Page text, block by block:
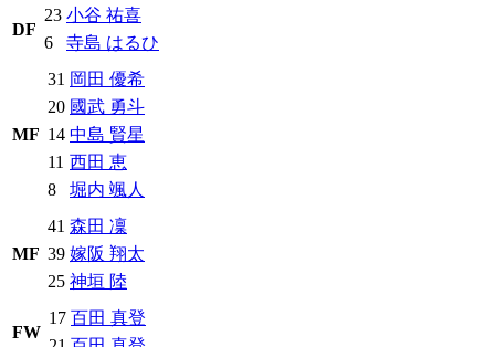
DF
23 小谷 祐喜
6
寺島 はるひ
MF
31 岡田 優希
20 國武 勇斗
14 中島 賢星
11 西田 恵
8
堀内 颯人
MF
41 森田 凜
39 嫁阪 翔太
25 神垣 陸
FW
17 百田 真登